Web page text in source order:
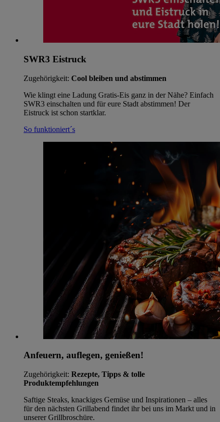
SWR3 Eistruck
Zugehörigkeit: Cool bleiben und abstimmen
Wie klingt eine Ladung Gratis-Eis ganz in der Nähe? Einfach
SWR3 einschalten und für eure Stadt abstimmen! Der
Eistruck ist schon startklar.
So funktioniert´s
Anfeuern, auflegen, genießen!
Zugehörigkeit: Rezepte, Tipps & tolle
Produktempfehlungen
Saftige Steaks, knackiges Gemüse und Inspirationen – alles
für den nächsten Grillabend findet ihr bei uns im Markt und in
unserer Grillbroschüre.